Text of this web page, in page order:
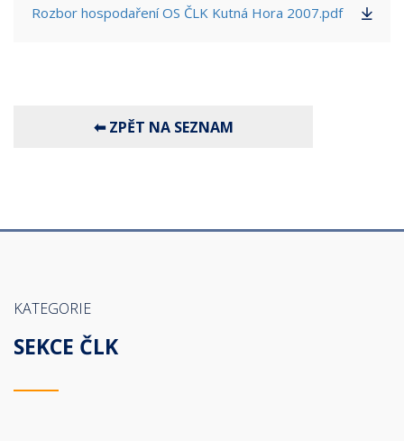
Rozbor hospodaření OS ČLK Kutná Hora 2007.pdf
⬅ ZPĚT NA SEZNAM
KATEGORIE
SEKCE ČLK